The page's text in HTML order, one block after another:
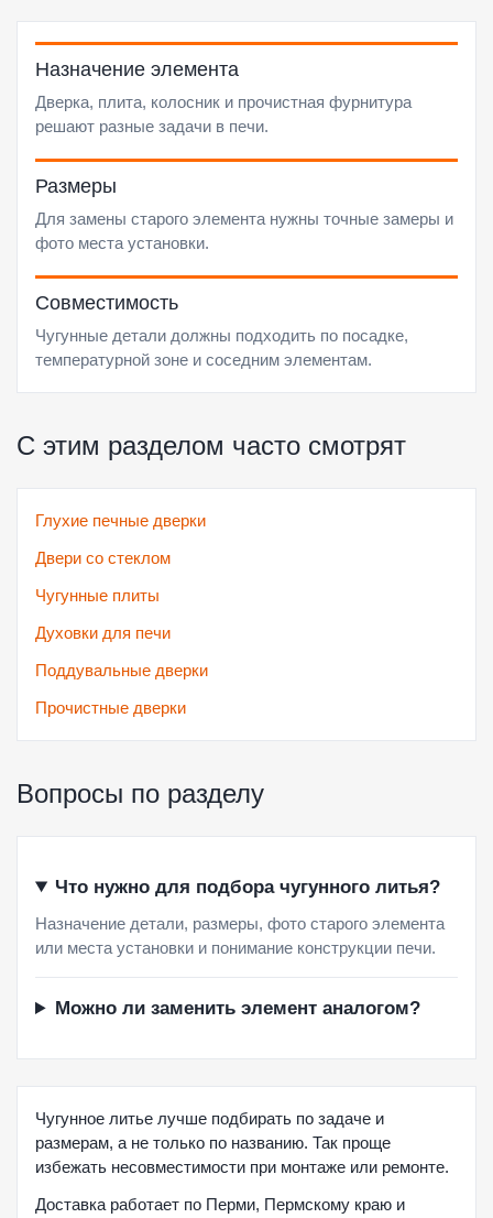
Назначение элемента
Дверка, плита, колосник и прочистная фурнитура
решают разные задачи в печи.
Размеры
Для замены старого элемента нужны точные замеры и
фото места установки.
Совместимость
Чугунные детали должны подходить по посадке,
температурной зоне и соседним элементам.
С этим разделом часто смотрят
Глухие печные дверки
Двери со стеклом
Чугунные плиты
Духовки для печи
Поддувальные дверки
Прочистные дверки
Вопросы по разделу
Что нужно для подбора чугунного литья?
Назначение детали, размеры, фото старого элемента
или места установки и понимание конструкции печи.
Можно ли заменить элемент аналогом?
Чугунное литье лучше подбирать по задаче и
размерам, а не только по названию. Так проще
избежать несовместимости при монтаже или ремонте.
Доставка работает по Перми, Пермскому краю и